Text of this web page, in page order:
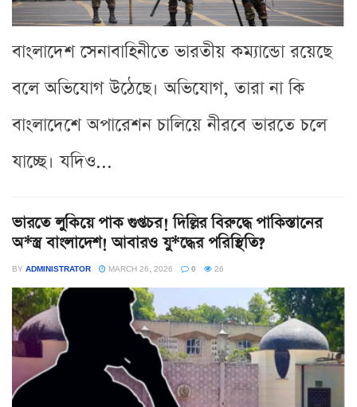
বাংলাদেশ সেনাবাহিনীতে ভারতীয় কম্যান্ডো রয়েছে
বলে অভিযোগ উঠেছে। অভিযোগ, তারা না কি
বাংলাদেশে অপারেশন চালিয়ে নীরবে ভারতে চলে
যাচ্ছে। যদিও...
ভারতে লুকিয়ে পাক গুপ্তচর! দিল্লির বিরুদ্ধে পাকিস্তানের
অ*স্ত্র বাংলাদেশ! আবারও যু*দ্ধের পরিস্থিতি?
BY ADMINISTRATOR MARCH 26, 2026 0 26